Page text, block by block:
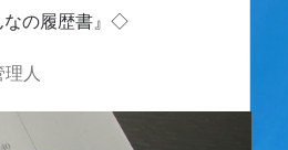
の履歴書』◇
理人